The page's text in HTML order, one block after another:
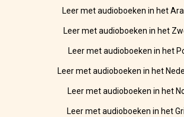
Leer met audioboeken in het
Leer met audioboeken in het
Leer met audioboeken in het
Leer met audioboeken in het
Leer met audioboeken in het
Leer met audioboeken in het